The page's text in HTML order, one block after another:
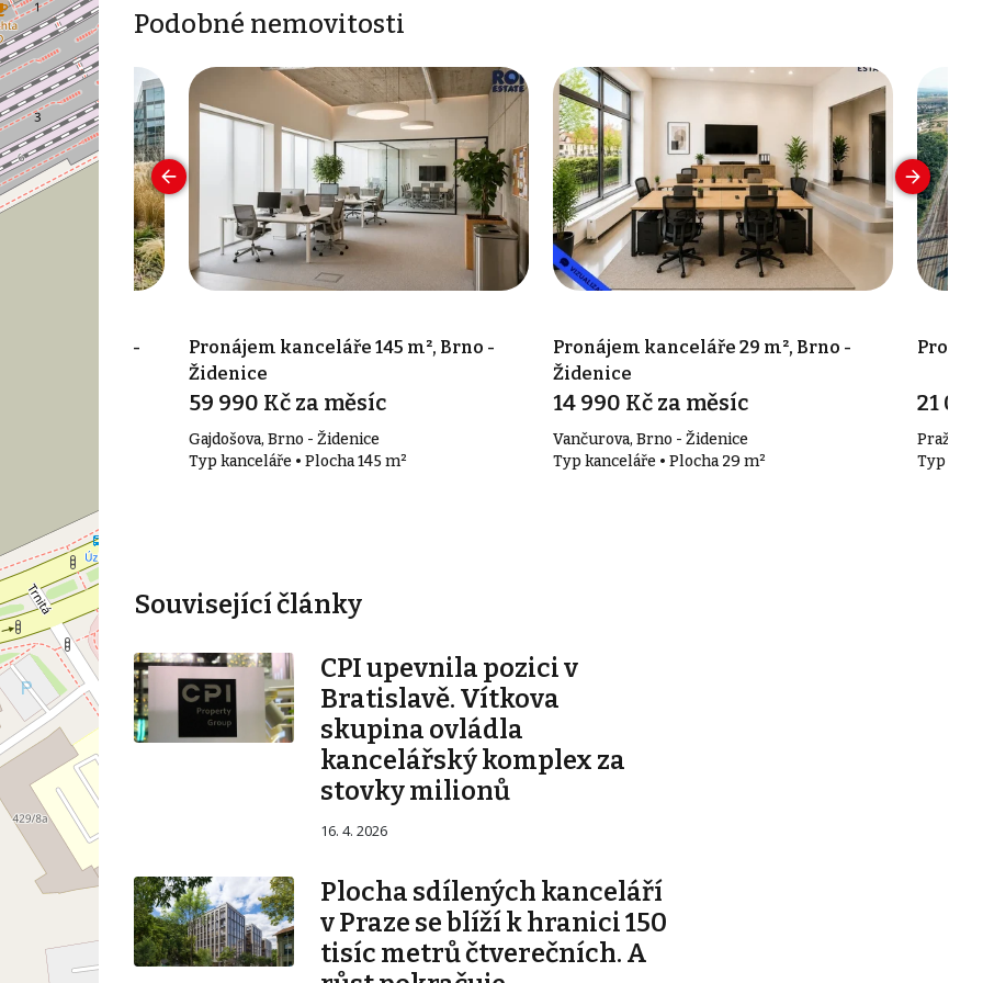
Podobné nemovitosti
363 m², Brno-
Pronájem kanceláře 145 m², Brno -
Židenice
59 990 Kč za měsíc
Gajdošova, Brno - Židenice
Typ kanceláře • Plocha 145 m²
Pronájem kanceláře 29 m², Brno -
Židenice
14 990 Kč za měsíc
Vančurova, Brno - Židenice
Typ kanceláře • Plocha 29 m²
21
Typ
Související články
CPI upevnila pozici v
Bratislavě. Vítkova
skupina ovládla
kancelářský komplex za
stovky milionů
16. 4. 2026
Plocha sdílených kanceláří
v Praze se blíží k hranici 150
tisíc metrů čtverečních. A